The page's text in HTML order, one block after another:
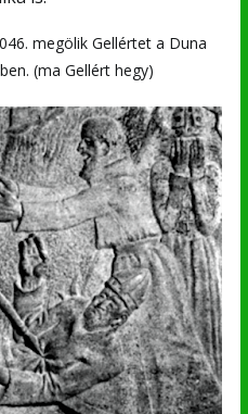
megölik Gellértet a Duna
(ma Gellért hegy)